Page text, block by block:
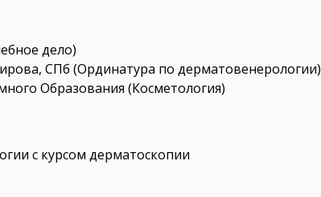
дело)
СПб (Ординатура по дерматовенерологии)
Образования (Косметология)
с курсом дерматоскопии